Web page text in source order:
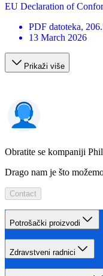
EU Declaration of
PDF datoteka,
13 March 2026
Prikaži više
Obratite se kompaniji
Drago nam je što
Contact
Potrošački proizvodi
Zdravstveni radnici